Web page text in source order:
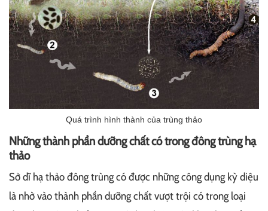
Quá trình hình thành của trùng thảo
Những thành phần dưỡng chất có trong đông trùng hạ
thảo
Sở dĩ hạ thảo đông trùng có được những công dụng kỳ diệu
là nhờ vào thành phần dưỡng chất vượt trội có trong loại